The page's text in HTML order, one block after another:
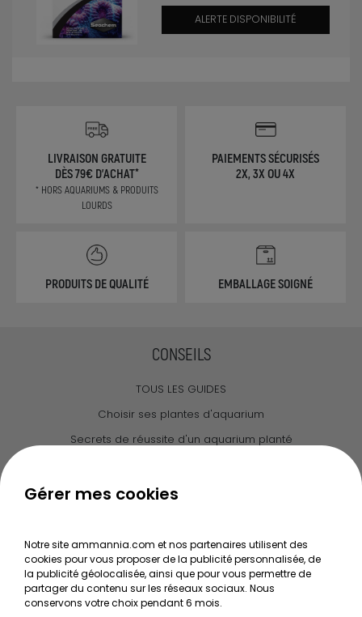
ALERTE DISPONIBILITÉ
LIVRAISON GRATUITE
DÈS 79€ D'ACHAT*
* HORS AQUARIUMS & PRODUITS
LOURDS
PAIEMENTS SÉCURISÉS
2X, 3X OU 4X
PRODUITS DE QUALITÉ EMBALLAGE SOIGNÉ
CONSEILS
TOUS LES GUIDES
Choisir ses plantes d'aquarium
Secrets de réussite d'un aquarium planté
Le journal d'Ammannia
Recherche de Notices de produits
Mentions légales
Conditions générales de vente
Gérer mes cookies
Notre site ammannia.com et nos partenaires utilisent des
cookies pour vous proposer de la publicité personnalisée, de
la publicité géolocalisée, ainsi que pour vous permettre de
partager du contenu sur les réseaux sociaux. Nous
conservons votre choix pendant 6 mois.